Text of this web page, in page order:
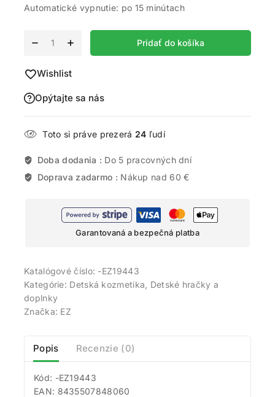
Automatické vypnutie: po 15 minútach
Pridať do košíka
Wishlist
Opýtajte sa nás
Toto si práve prezerá 24 ľudí
Doba dodania : Do 5 pracovných dní
Doprava zadarmo : Nákup nad 60 €
Garantovaná a bezpečná platba
Katalógové číslo: -EZ19443
Kategórie: Detská kozmetika
Detské hračky a
doplnky
Značka: EZ
Popis Recenzie (0)
Kód: -EZ19443
EAN: 8435507848060